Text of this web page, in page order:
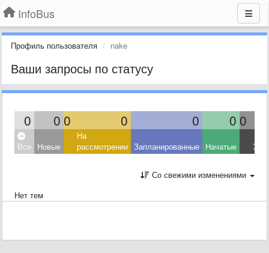
InfoBus
Профиль пользователя nake
Ваши запросы по статусу
0 0 0 0 0 0 0
Все Новые
На
рассмотрении Запланированные Начатые
Со свежими изменениями
Нет тем